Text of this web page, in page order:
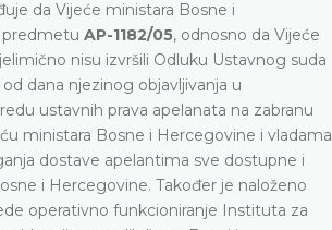
da Vijeće ministara Bosne i
predmetu AP-1182/05, odnosno da Vijeće
nisu izvršili Odluku Ustavnog suda
dana njezinog objavljivanja u
ustavnih prava apelanata na zabranu
ministara Bosne i Hercegovine i vladama
dostave apelantima sve dostupne i
i Hercegovine. Također je naloženo
operativno funkcioniranje Instituta za